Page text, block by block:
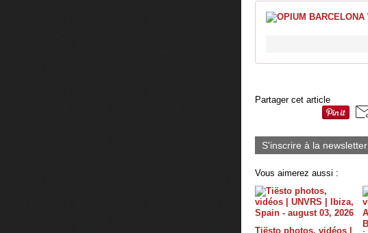
Partager cet article
S'inscrire à la newsletter
Vous aimerez aussi :
Tiësto photos, vidéos |